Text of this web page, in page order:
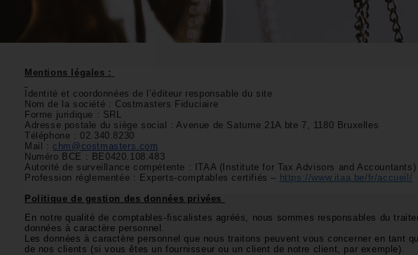
Mentions légales :
Identité et coordonnées de l’éditeur responsable du site
Nom de la société : Costmasters Fiduciaire
Forme juridique : SRL
Adresse postale du siège social : Avenue de Saturne 21A bte 7, 1180 Bruxelles
Téléphone : 02.340.8230
Mail : chm@costmasters.com
Numéro BCE : BE0420.108.483
Autorité de surveillance compétente : ITAA (Institute for Tax Advisors and Accountants)
Profession réglementée : Experts-comptables certifiés – https://www.itaa.be/fr/accueil/
Politique de gestion des données privées
En notre qualité de comptables-fiscalistes agréés, nous sommes responsables du
données à caractère personnel.
Les données à caractère personnel que nous traitons peuvent vous concerner en tant
de nos clients (si vous êtes un fournisseur ou un client de notre client, par exemple).